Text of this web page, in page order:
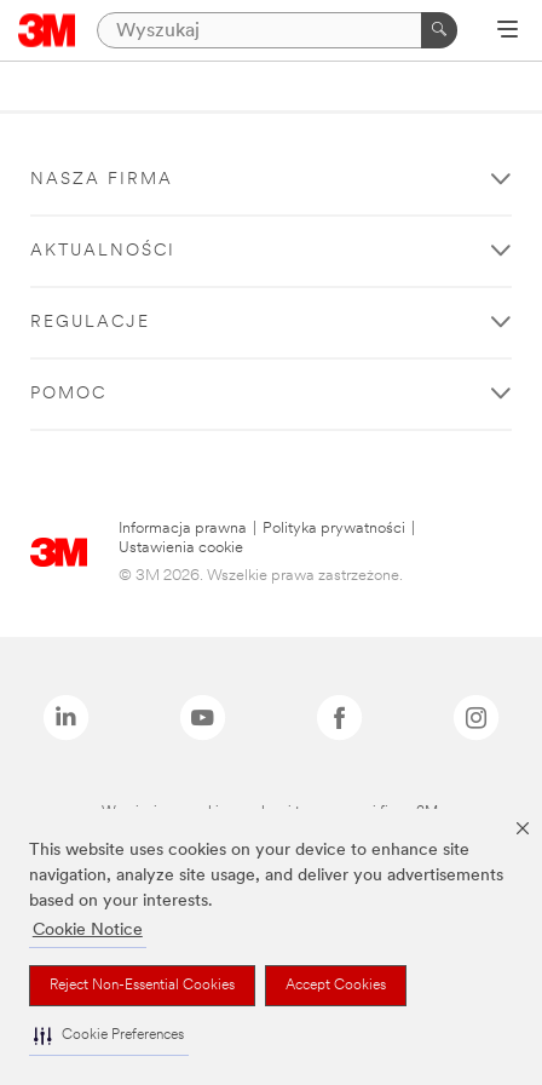
This website uses cookies on your device to enhance site
navigation, analyze site usage, and deliver you advertisements
based on your interests.
Cookie Notice
Reject Non-Essential Cookies Accept Cookies
Cookie Preferences
NASZA FIRMA
AKTUALNOŚCI
REGULACJE
POMOC
Informacja prawna Polityka prywatności
Ustawienia cookie
© 3M 2026. Wszelkie prawa zastrzeżone.
Wymienione marki są znakami towarowymi firmy 3M.